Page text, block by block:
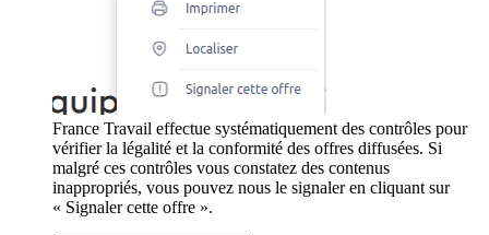
France Travail effectue systématiquement des contrôles pour
vérifier la légalité et la conformité des offres diffusées. Si
malgré ces contrôles vous constatez des contenus
inappropriés, vous pouvez nous le signaler en cliquant sur
« Signaler cette offre ».